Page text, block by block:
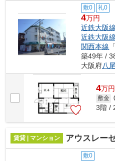
敷0 礼0
4万円
近鉄大阪線
近鉄大阪線
関西本線
築49年 /
大阪府八
4万円
敷金
3階 /
賃貸 | マンション アウスレー
敷0